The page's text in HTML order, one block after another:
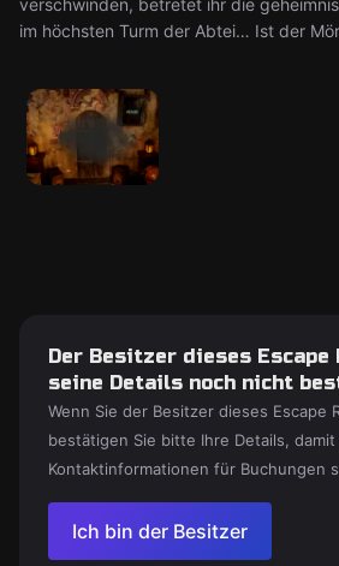
verschwinden, betretet ihr die
im höchsten Turm der Abtei… Ist der
Der Besitzer dieses Escape
seine Details noch nicht
Wenn Sie der Besitzer dieses Escape
bestätigen Sie bitte Ihre Details, damit
Kontaktinformationen für Buchungen
Ich bin der Besitzer